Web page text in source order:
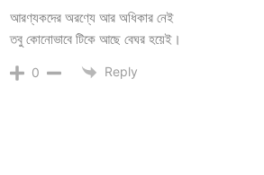
আরণ্যকদের অরণ্যে আর অধিকার নেই
তবু কোনোভাবে টিকে আছে বেঘর হয়েই।
0 Reply